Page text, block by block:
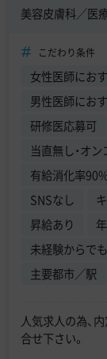
美容皮膚科／医
こだわり条件
女性医師にお
男性医師にお
研修医応募可
当直無し・オ
有給消化率
SNSなし
昇給あり
未経験からで
主要都市／駅
人気求人の為、
合せ下さい。